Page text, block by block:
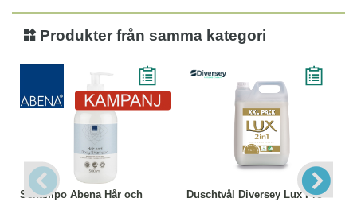
Produkter från samma kategori
Schampo Abena Hår och
Duschtvål Diversey Lux Pro